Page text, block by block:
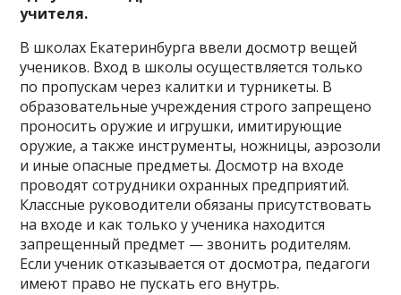
учителя.
В школах Екатеринбурга ввели досмотр вещей
учеников. Вход в школы осуществляется только
по пропускам через калитки и турникеты. В
образовательные учреждения строго запрещено
проносить оружие и игрушки, имитирующие
оружие, а также инструменты, ножницы, аэрозоли
и иные опасные предметы. Досмотр на входе
проводят сотрудники охранных предприятий.
Классные руководители обязаны присутствовать
на входе и как только у ученика находится
запрещенный предмет — звонить родителям.
Если ученик отказывается от досмотра, педагоги
имеют право не пускать его внутрь.